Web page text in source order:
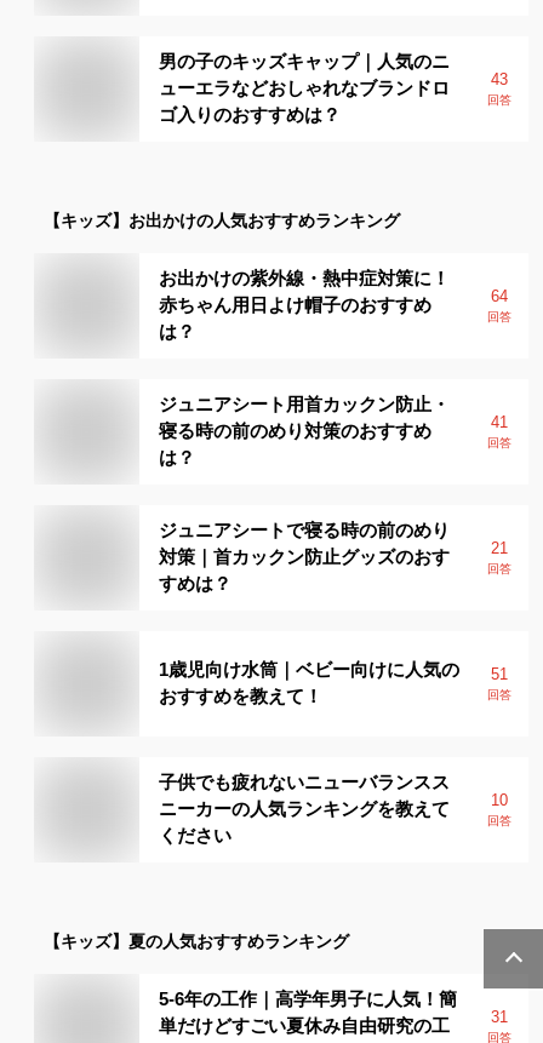
男の子のキッズキャップ｜人気のニ
ューエラなどおしゃれなブランドロ
ゴ入りのおすすめは？
43
回答
【キッズ】 お出かけの人気おすすめランキング
お出かけの紫外線・熱中症対策に！
赤ちゃん用日よけ帽子のおすすめ
は？
64
回答
ジュニアシート用首カックン防止・
寝る時の前のめり対策のおすすめ
は？
41
回答
ジュニアシートで寝る時の前のめり
対策｜首カックン防止グッズのおす
すめは？
21
回答
1歳児向け水筒｜ベビー向けに人気の
おすすめを教えて！
51
回答
子供でも疲れないニューバランスス
ニーカーの人気ランキングを教えて
ください
10
回答
【キッズ】 夏の人気おすすめランキング
5-6年の工作｜高学年男子に人気！簡
単だけどすごい夏休み自由研究の工
31
回答